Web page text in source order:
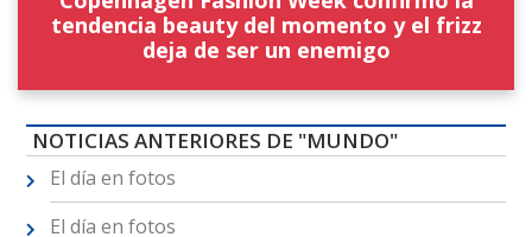
tendencia beauty del momento y el frizz
deja de ser un enemigo
NOTICIAS ANTERIORES DE "MUNDO"
El día en fotos
El día en fotos